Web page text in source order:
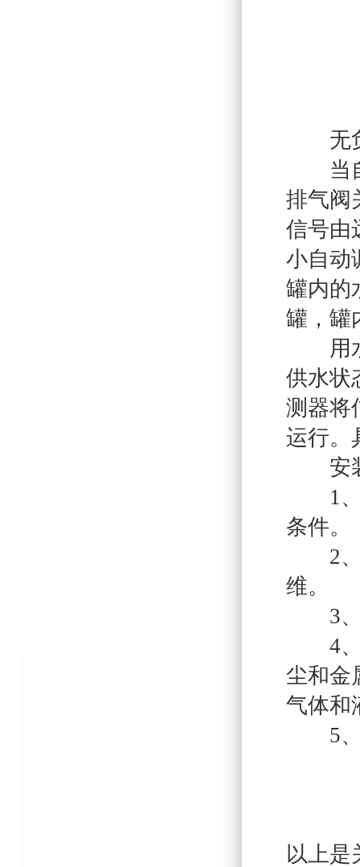
无负
当自
排气阀
信号由
小自动
罐内的
罐，罐
用水
供水状
测器将
运行。
安装
1、
条件。
2、
维。
3、
4、
尘和金
气体和
5、
以上是